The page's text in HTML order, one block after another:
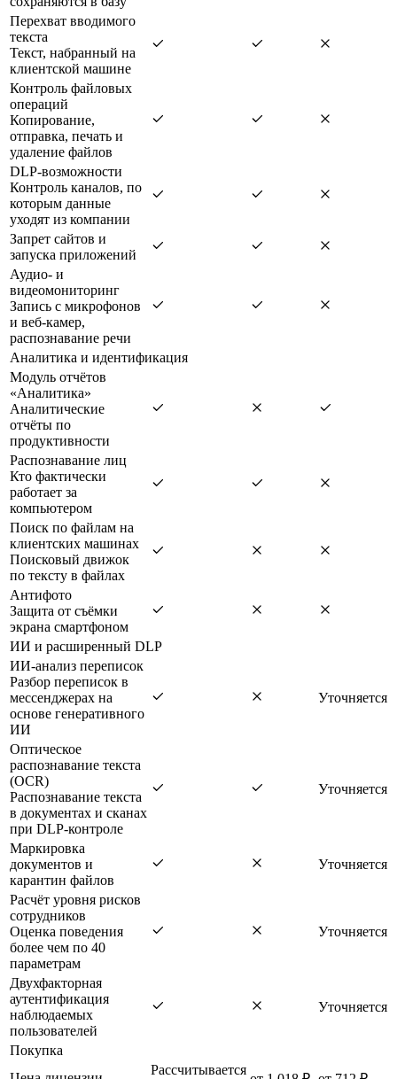
Перехват вводимого
текста
Текст, набранный на
клиентской машине
Контроль файловых
операций
Копирование,
отправка, печать и
удаление файлов
DLP-возможности
Контроль каналов, по
которым данные
уходят из компании
Запрет сайтов и
запуска приложений
Аудио- и
видеомониторинг
Запись с микрофонов
и веб-камер,
распознавание речи
Аналитика и идентификация
Модуль отчётов
«Аналитика»
Аналитические
отчёты по
продуктивности
Распознавание лиц
Кто фактически
работает за
компьютером
Поиск по файлам на
клиентских машинах
Поисковый движок
по тексту в файлах
Антифото
Защита от съёмки
экрана смартфоном
ИИ и расширенный DLP
ИИ-анализ переписок
Разбор переписок в
мессенджерах на
основе генеративного
ИИ
Уточняется
Оптическое
распознавание текста
(OCR)
Распознавание текста
в документах и сканах
при DLP-контроле
Уточняется
Маркировка
документов и
карантин файлов
Уточняется
Расчёт уровня рисков
сотрудников
Оценка поведения
более чем по 40
параметрам
Уточняется
Двухфакторная
аутентификация
наблюдаемых
пользователей
Уточняется
Покупка
Рассчитывается